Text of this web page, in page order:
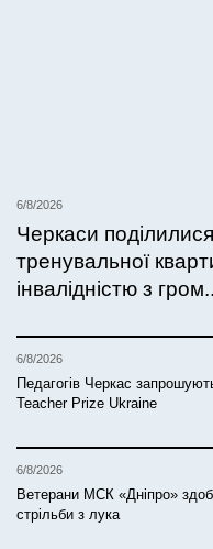
6/8/2026
Черкаси
тренувальної
інвалідністю з
6/8/2026
Педагогів Черкас
Teacher Prize Ukraine
6/8/2026
Ветерани МСК «Дніпро»
стрільби з лука